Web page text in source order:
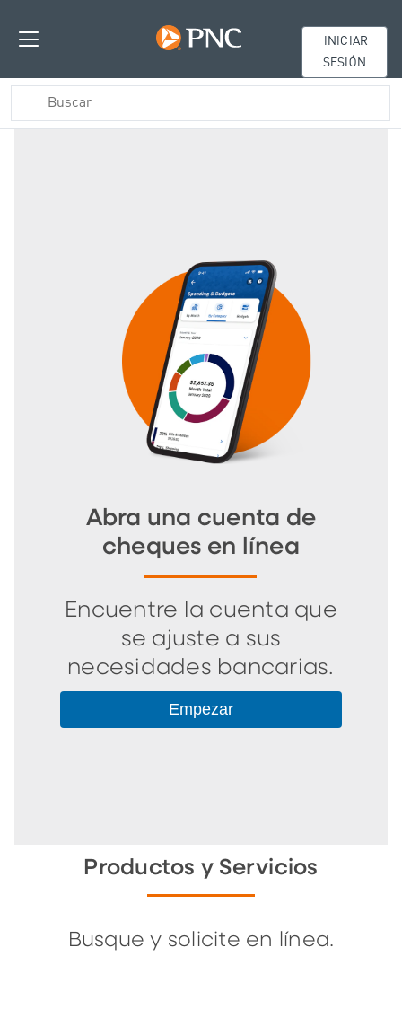
INICIAR
SESIÓN
Abra una cuenta de
cheques en línea
Encuentre la cuenta que
se ajuste a sus
necesidades bancarias.
Empezar
Productos y Servicios
Busque y solicite en línea.